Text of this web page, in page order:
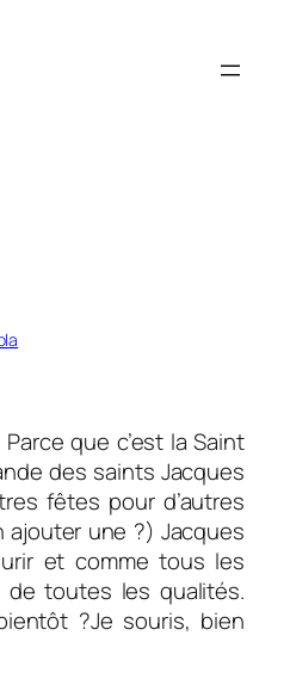
que c’est la Saint
des saints Jacques
fêtes pour d’autres
ajouter une ?) Jacques
et comme tous les
toutes les qualités.
?Je souris, bien